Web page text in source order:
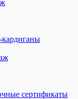
сертификаты
самую